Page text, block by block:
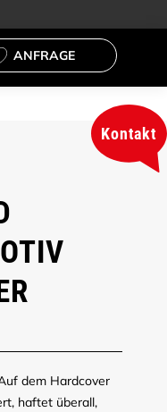
ANFRAGE
dem Hardcover
haftet überall,
Kontakt